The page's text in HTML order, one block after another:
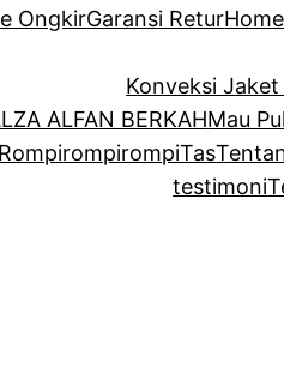
OngkirGaransi ReturHome
Konveksi Jaket
ALFAN BERKAHMau
RompirompirompiTas
testimoni